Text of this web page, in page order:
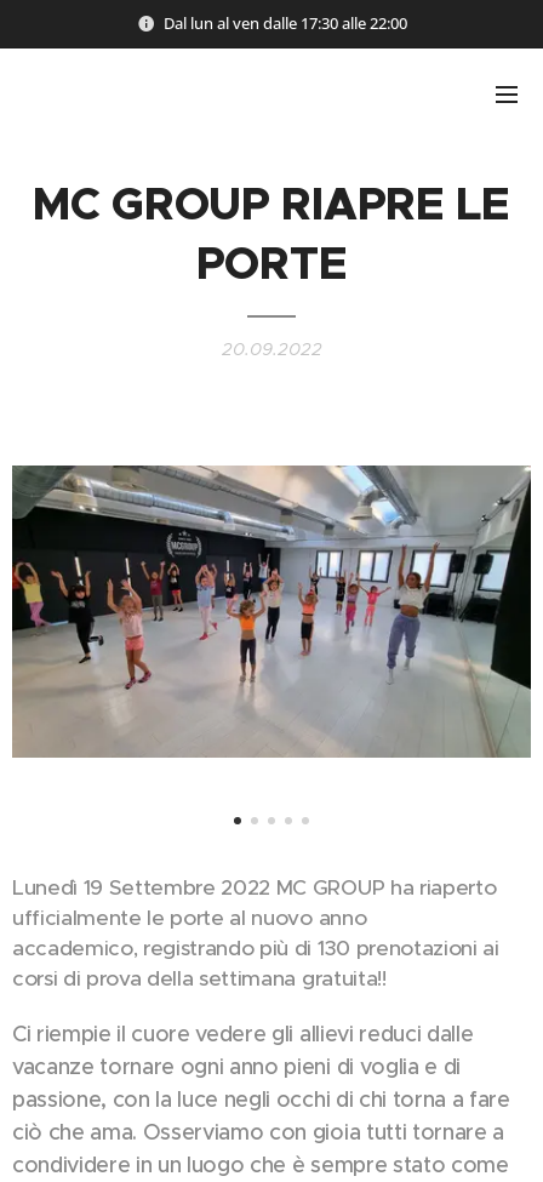
Dal lun al ven dalle 17:30 alle 22:00
MC GROUP RIAPRE LE
PORTE
20.09.2022
Lunedì 19 Settembre 2022 MC GROUP ha riaperto
ufficialmente le porte al nuovo anno
accademico, registrando più di 130 prenotazioni ai
corsi di prova della settimana gratuita!!
Ci riempie il cuore vedere gli allievi reduci dalle
vacanze tornare ogni anno pieni di voglia e di
passione, con la luce negli occhi di chi torna a fare
ciò che ama. Osserviamo con gioia tutti tornare a
condividere in un luogo che è sempre stato come